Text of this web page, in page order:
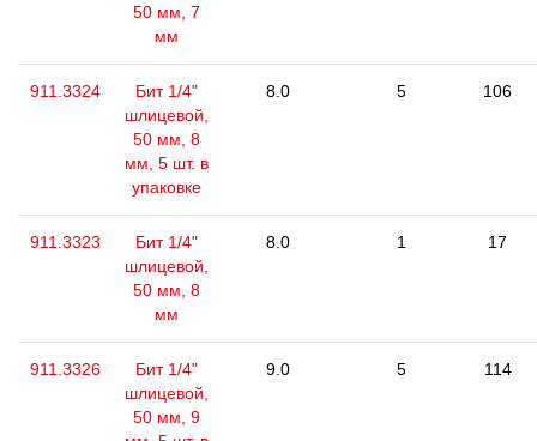
50 мм, 7
мм
911.3324
Бит 1/4"
шлицевой,
50 мм, 8
мм, 5 шт. в
упаковке
8.0 5 106
911.3323
Бит 1/4"
шлицевой,
50 мм, 8
мм
8.0 1 17
911.3326
Бит 1/4"
шлицевой,
50 мм, 9
9.0 5 114